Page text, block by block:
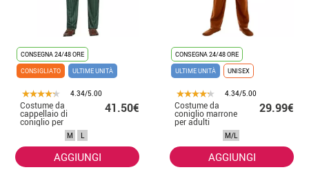
CONSEGNA 24/48 ORE
CONSIGLIATO
ULTIME UNITÀ
4.34/5.00
Costume da
cappellaio di
coniglio per
uomo
41.50€
M L
AGGIUNGI
CONSEGNA 24/48 ORE
ULTIME UNITÀ
UNISEX
4.34/5.00
Costume da
coniglio marrone
per adulti
29.99€
M/L
AGGIUNGI